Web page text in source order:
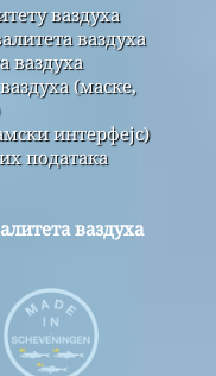
ваздуха
ваздуха
ваздуха
(маске,
интерфејс)
података
ваздуха